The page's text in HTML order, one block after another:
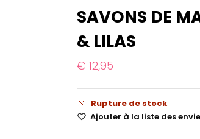
SAVONS DE
& LILAS
€12,95
Rupture de stock
Ajouter à la liste des